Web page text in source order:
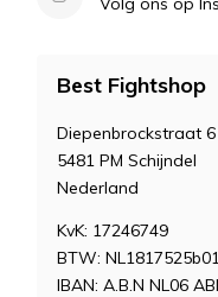
Best Fightshop
Diepenbrockstraat
5481 PM Schijndel
Nederland
KvK: 17246749
BTW:
IBAN: A.B.N NL06